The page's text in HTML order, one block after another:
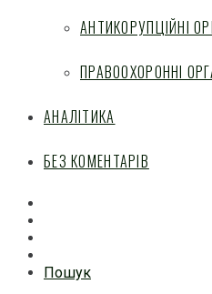
АНТИКОРУПЦІЙНІ
ПРАВООХОРОННІ
АНАЛІТИКА
БЕЗ КОМЕНТАРІВ
Пошук